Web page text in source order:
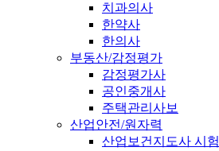
치과의사
한약사
한의사
부동산/감정평가
감정평가사
공인중개사
주택관리사보
산업안전/원자력
산업보건지도사 시험